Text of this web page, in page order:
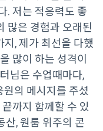
. 저는 적응력도 좋
많은 경험과 오래된
, 제가 최선을 다했
많이 하는 성격이
님은 수업때마다,
의 메시지를 주셨
까지 함께할 수 있
산, 원룸 위주의 콘